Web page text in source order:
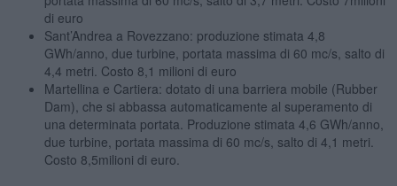
di euro
Sant’Andrea a Rovezzano: produzione stimata 4,8
GWh/anno, due turbine, portata massima di 60 mc/s, salto di
4,4 metri. Costo 8,1 milioni di euro
Martellina e Cartiera: dotato di una barriera mobile (Rubber
Dam), che si abbassa automaticamente al superamento di
una determinata portata. Produzione stimata 4,6 GWh/anno,
due turbine, portata massima di 60 mc/s, salto di 4,1 metri.
Costo 8,5milioni di euro.